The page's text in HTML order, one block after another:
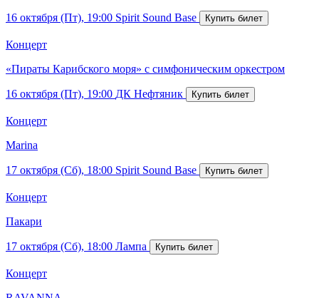
16 октября (Пт), 19:00 Spirit Sound Base
Концерт
«Пираты Карибского моря» с симфоническим оркестром
16 октября (Пт), 19:00 ДК Нефтяник
Концерт
Marina
17 октября (Сб), 18:00 Spirit Sound Base
Концерт
Пакари
17 октября (Сб), 18:00 Лампа
Концерт